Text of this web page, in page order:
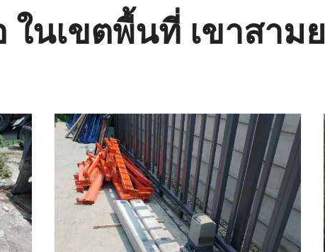
ในเขตพื้นที่ เขาสาม